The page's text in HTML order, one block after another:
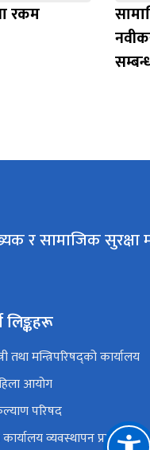
रकम
र सामाजिक सुरक्षा
लिङ्कहरू
तथा मन्त्रिपरिषद्को कार्यालय
आयोग
परिषद
व्यवस्थापन प्रणाली